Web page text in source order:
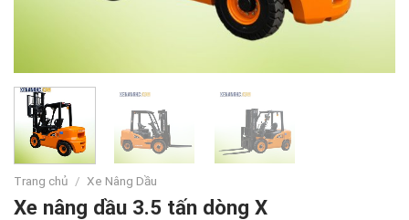
Trang chủ / Xe Nâng Dầu
Xe nâng dầu 3.5 tấn dòng X